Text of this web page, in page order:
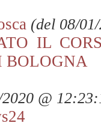
(del 08/
IL
BOLOGNA
@